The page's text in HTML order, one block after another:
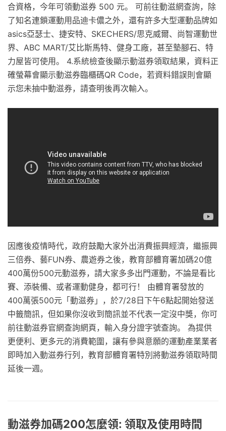
合資格，今年可領動滋券 500 元。 可前往動滋網查詢，除
了知名連鎖運動用品迪卡儂之外，還有許多大型運動品牌如
asics亞瑟士、捷安特、SKECHERS/思克威爾、尚智運動世
界、ABC MART/艾比斯馬特、健身工廠，甚至墊腳石、特
力屋皆可使用。 4.系統檢查後顯示動滋券領取結果，資料正
確螢幕會顯示動滋券臨櫃碼QR Code，若資料錯誤則會顯
示您未抽中動滋券，請查明後再次輸入。
因應後疫情時代，政府鼓勵大家外出消費振興經濟，繼振興
三倍券、藝FUN券、農遊券之後，教育部體育署加碼20億
400萬份500元動滋券，請大家多多出門運動，不論是看比
賽、添裝備、或者運動健身，都可行！ 由體育署發放的
400萬張500元「動滋券」，於7/28日下午6點起開始發送
中籤簡訊，但如果你沒收到簡訊並不代表一定沒中獎，你可
前往動滋券官網查詢網頁，輸入身分證字號查詢。 為提供
更便利、更多元的消費範圍，讓有參與意願的運動產業業者
即時加入動滋券行列，教育部體育署特別將動滋券領取時間
延後一週。
動滋券加碼200怎麼領: 領取及使用時間